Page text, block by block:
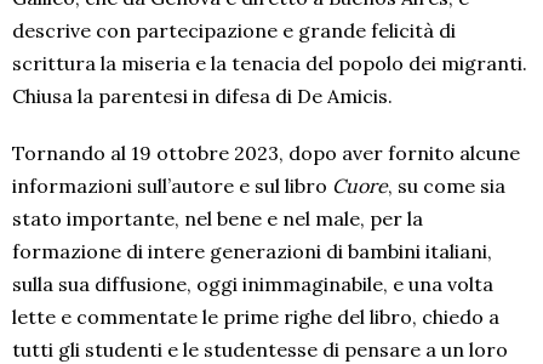
descrive con partecipazione e grande felicità di
scrittura la miseria e la tenacia del popolo dei migranti.
Chiusa la parentesi in difesa di De Amicis.
Tornando al 19 ottobre 2023, dopo aver fornito alcune
informazioni sull’autore e sul libro Cuore, su come sia
stato importante, nel bene e nel male, per la
formazione di intere generazioni di bambini italiani,
sulla sua diffusione, oggi inimmaginabile, e una volta
lette e commentate le prime righe del libro, chiedo a
tutti gli studenti e le studentesse di pensare a un loro